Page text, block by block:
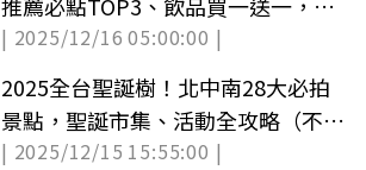
碼送50元
| 2025/12/16 05:00:00 |
2025全台聖誕樹！北中南28大必拍
景點，聖誕市集、活動全攻略（不斷
更新）
| 2025/12/15 15:55:00 |